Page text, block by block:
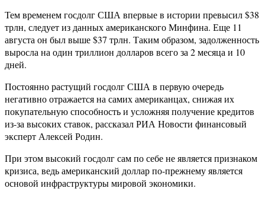
Тем временем госдолг США впервые в истории превысил $38
трлн, следует из данных американского Минфина. Еще 11
августа он был выше $37 трлн. Таким образом, задолженность
выросла на один триллион долларов всего за 2 месяца и 10
дней.
Постоянно растущий госдолг США в первую очередь
негативно отражается на самих американцах, снижая их
покупательную способность и усложняя получение кредитов
из-за высоких ставок, рассказал РИА Новости финансовый
эксперт Алексей Родин.
При этом высокий госдолг сам по себе не является признаком
кризиса, ведь американский доллар по-прежнему является
основой инфраструктуры мировой экономики.